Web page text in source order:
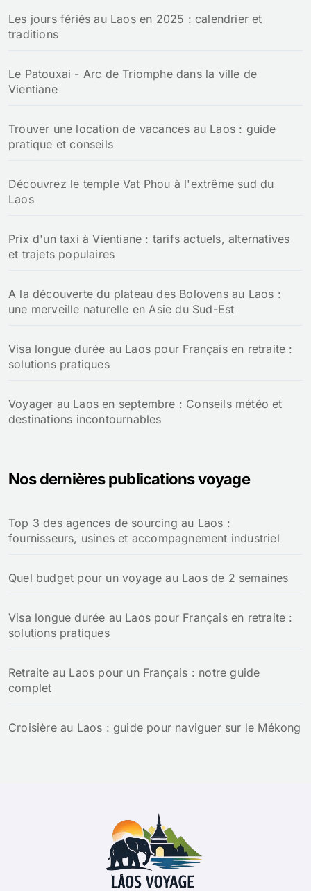
Les jours fériés au Laos en 2025 : calendrier et
traditions
Le Patouxai - Arc de Triomphe dans la ville de
Vientiane
Trouver une location de vacances au Laos : guide
pratique et conseils
Découvrez le temple Vat Phou à l'extrême sud du
Laos
Prix d'un taxi à Vientiane : tarifs actuels, alternatives
et trajets populaires
A la découverte du plateau des Bolovens au Laos :
une merveille naturelle en Asie du Sud-Est
Visa longue durée au Laos pour Français en retraite :
solutions pratiques
Voyager au Laos en septembre : Conseils météo et
destinations incontournables
Nos dernières publications voyage
Top 3 des agences de sourcing au Laos :
fournisseurs, usines et accompagnement industriel
Quel budget pour un voyage au Laos de 2 semaines
Visa longue durée au Laos pour Français en retraite :
solutions pratiques
Retraite au Laos pour un Français : notre guide
complet
Croisière au Laos : guide pour naviguer sur le Mékong